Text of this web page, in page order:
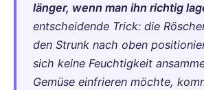
länger, wenn man ihn richtig
entscheidende Trick: die
den Strunk nach oben
sich keine Feuchtigkeit
Gemüse einfrieren möchte,